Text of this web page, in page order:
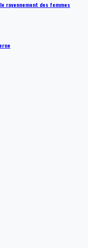
rayonnement des femmes